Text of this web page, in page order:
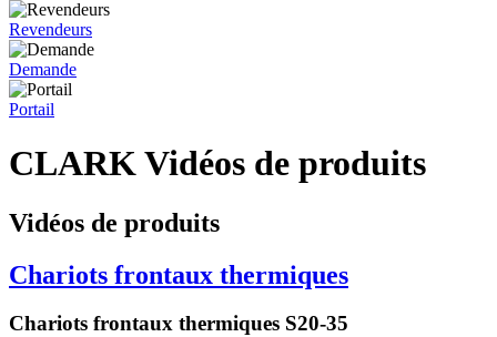
Revendeurs
Demande
Portail
CLARK Vidéos de produits
Vidéos de produits
Chariots frontaux thermiques
Chariots frontaux thermiques S20-35